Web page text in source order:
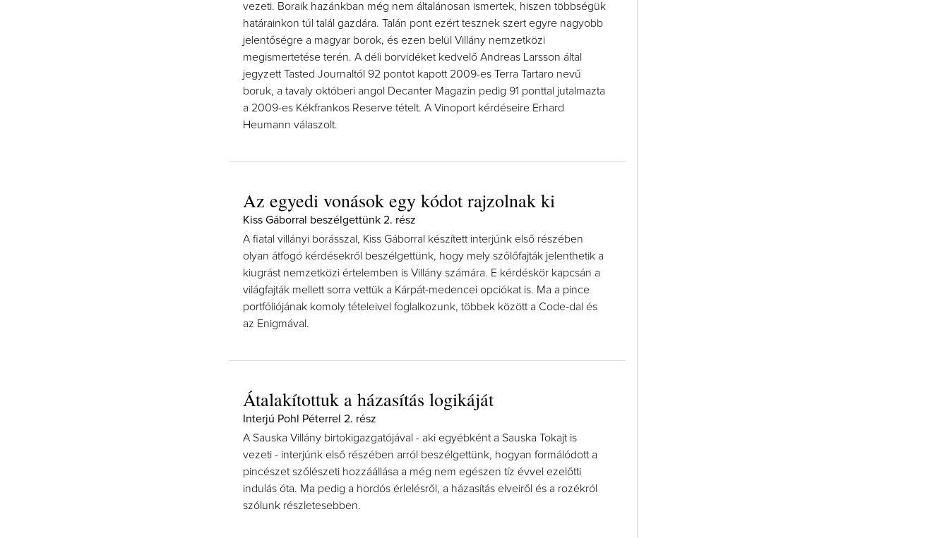
vezeti. Boraik hazánkban még nem általánosan ismertek, hiszen többségük
határainkon túl talál gazdára. Talán pont ezért tesznek szert egyre nagyobb
jelentőségre a magyar borok, és ezen belül Villány nemzetközi
megismertetése terén. A déli borvidéket kedvelő Andreas Larsson által
jegyzett Tasted Journaltól 92 pontot kapott 2009-es Terra Tartaro nevű
boruk, a tavaly októberi angol Decanter Magazin pedig 91 ponttal jutalmazta
a 2009-es Kékfrankos Reserve tételt. A Vinoport kérdéseire Erhard
Heumann válaszolt.
Az egyedi vonások egy kódot rajzolnak ki
Kiss Gáborral beszélgettünk 2. rész
A fiatal villányi borásszal, Kiss Gáborral készített interjúnk első részében
olyan átfogó kérdésekről beszélgettünk, hogy mely szőlőfajták jelenthetik a
kiugrást nemzetközi értelemben is Villány számára. E kérdéskör kapcsán a
világfajták mellett sorra vettük a Kárpát-medencei opciókat is. Ma a pince
portfóliójának komoly tételeivel foglalkozunk, többek között a Code-dal és
az Enigmával.
Átalakítottuk a házasítás logikáját
Interjú Pohl Péterrel 2. rész
A Sauska Villány birtokigazgatójával - aki egyébként a Sauska Tokajt is
vezeti - interjúnk első részében arról beszélgettünk, hogyan formálódott a
pincészet szőlészeti hozzáállása a még nem egészen tíz évvel ezelőtti
indulás óta. Ma pedig a hordós érlelésről, a házasítás elveiről és a rozékról
szólunk részletesebben.